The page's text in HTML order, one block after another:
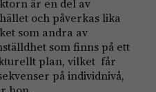
är en del av
och påverkas lika
som andra av
som finns på ett
plan, vilket får
på individnivå,